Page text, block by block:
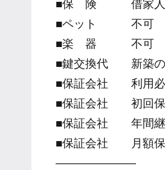
■保 険 借家人賠
■ペット 不可
■楽 器 不可
■鍵交換代 新築の
■保証会社 利用必
■保証会社 初回保
■保証会社 年間継
■保証会社 月額保
―――――――